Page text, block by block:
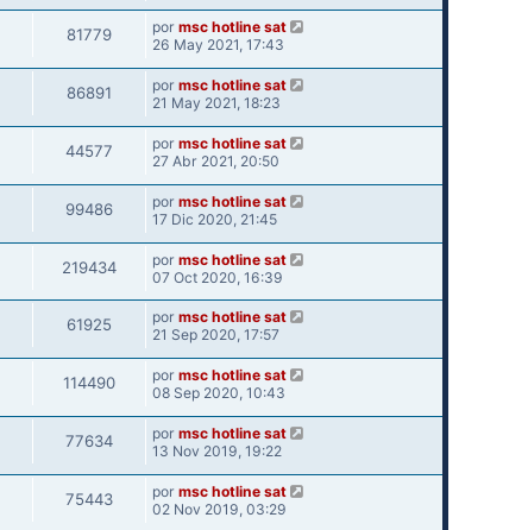
81779 por msc hotline sat
26 May 2021, 17:43
86891 por msc hotline sat
21 May 2021, 18:23
44577 por msc hotline sat
27 Abr 2021, 20:50
99486 por msc hotline sat
17 Dic 2020, 21:45
219434 por msc hotline sat
07 Oct 2020, 16:39
61925 por msc hotline sat
21 Sep 2020, 17:57
114490 por msc hotline sat
08 Sep 2020, 10:43
77634 por msc hotline sat
13 Nov 2019, 19:22
75443 por msc hotline sat
02 Nov 2019, 03:29